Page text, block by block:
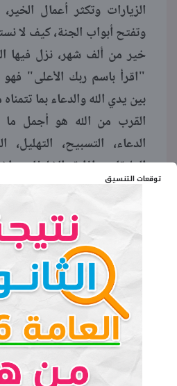
توقعات التنسيق
الزيارات وتكثر أعمال
وتفتح أبواب الجنة، كيف لا
خير من ألف شهر، نزل فيها
"اقرأ باسم ربك الأعلى"
بين يدي الله والدعاء بما
القرب من الله هو أجمل ما
الدعاء، التسبيح، التهليل،
العلاقات، إذابة
التراويح التي تأتي من عام
علينا اقتناص هذه الفرصة
أعتقت رقابنا من النار.
كلمة عن شهر
ويمكن أن تتضمن الإذاعة
رمضان للأطفال مضمونها
اقرأ المزيد:
كلمة عن
الشريف للإذاعة المدرسية